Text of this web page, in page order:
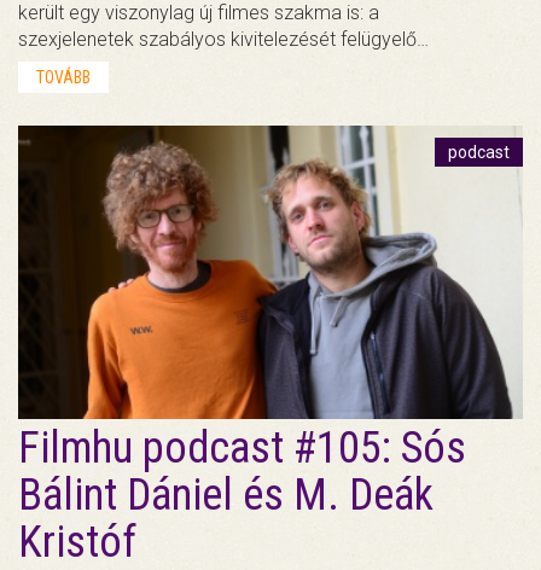
került egy viszonylag új filmes szakma is: a
szexjelenetek szabályos kivitelezését felügyelő…
TOVÁBB
podcast
Filmhu podcast #105: Sós
Bálint Dániel és M. Deák
Kristóf